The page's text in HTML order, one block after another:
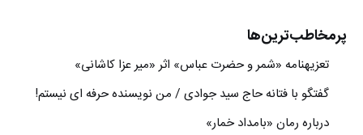
پرمخاطب‌ترین‌ها
تعزیه‎نامه‏ «شمر و حضرت عباس» اثر «میر عزا کاشانی»
گفتگو با فتانه حاج سید جوادی / من نویسنده حرفه ای نیستم!
درباره رمان «بامداد خمار»